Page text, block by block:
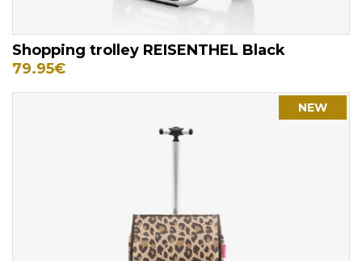
Shopping trolley REISENTHEL Black
79.95€
NEW